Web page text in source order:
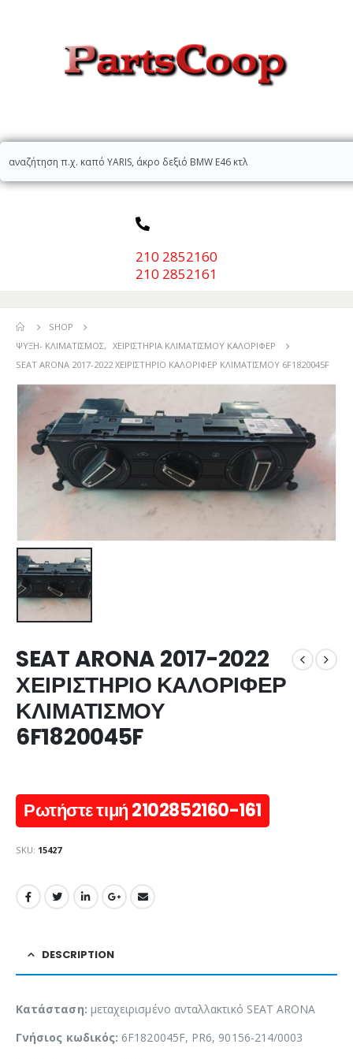
210 2852160
210 2852161
SHOP
ΨΎΞΗ- ΚΛΙΜΑΤΙΣΜΌΣ, ΧΕΙΡΙΣΤΉΡΙΑ ΚΛΙΜΑΤΙΣΜΟΎ ΚΑΛΟΡΙΦΈΡ
SEAT ARONA 2017-2022 ΧΕΙΡΙΣΤΗΡΙΟ ΚΑΛΟΡΙΦΕΡ ΚΛΙΜΑΤΙΣΜΟΥ 6F1820045F
SEAT ARONA 2017-2022
ΧΕΙΡΙΣΤΗΡΙΟ ΚΑΛΟΡΙΦΕΡ
ΚΛΙΜΑΤΙΣΜΟΥ
6F1820045F
Ρωτήστε τιμή 2102852160-161
SKU: 15427
DESCRIPTION
Κατάσταση: μεταχειρισμένο ανταλλακτικό SEAT ARONA
Γνήσιος κωδικός: 6F1820045F, PR6, 90156-214/0003